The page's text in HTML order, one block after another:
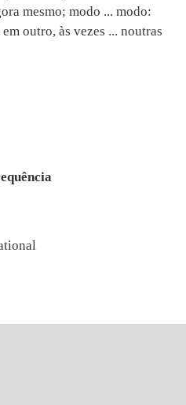
mesmo; modo ... modo:
outro, às vezes ... noutras